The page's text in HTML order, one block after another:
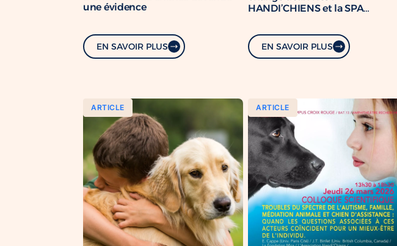
une évidence
EN SAVOIR PLUS
HANDI’CHIENS et la SPA
commun
EN SAVOIR PLUS
ARTICLE ARTICLE